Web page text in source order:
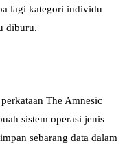
lagi kategori individu
diburu.
The Amnesic
sistem operasi jenis
sebarang data dalam